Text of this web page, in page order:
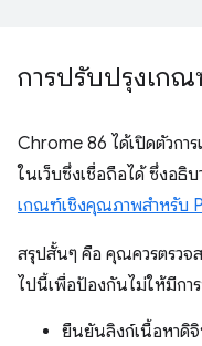
การปรับปรุงเก
Chrome 86 ได้เปิดตัวก
ในเว็บซึ่งเชื่อถือได้ ซึ่งอธิบ
เกณฑ์เชิงคุณภาพสำหรับ
สรุปสั้นๆ คือ คุณควรตรวจ
ไปนี้เพื่อป้องกันไม่ให้มีกา
ยืนยันลิงก์เนื้อหาดิ